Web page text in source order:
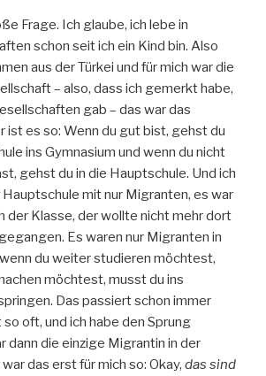
Frage. Ich glaube, ich lebe in
schon seit ich ein Kind bin. Also
aus der Türkei und für mich war die
– also, dass ich gemerkt habe,
gab – das war das
ist es so: Wenn du gut bist, gehst du
ins Gymnasium und wenn du nicht
gehst du in die Hauptschule. Und ich
Hauptschule mit nur Migranten, es war
der Klasse, der wollte nicht mehr dort
Es waren nur Migranten in
du weiter studieren möchtest,
möchtest, musst du ins
Das passiert schon immer
oft, und ich habe den Sprung
dann die einzige Migrantin in der
das erst für mich so: Okay, das sind